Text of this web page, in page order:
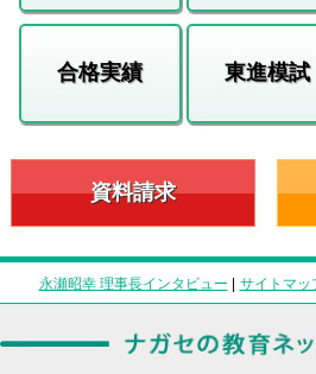
合格実績 東進模試
資料請求
永瀬昭幸 理事長インタビュー | サイトマッ